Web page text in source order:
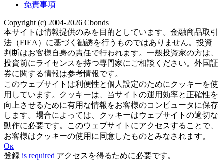
免責事項
Copyright (c) 2004-2026 Cbonds
本サイトは情報提供のみを目的としています。金融商品取引
法（FIEA）に基づく勧誘を行うものではありません。投資
判断はお客様自身の責任で行われます。一般投資家の方は、
投資前にライセンスを持つ専門家にご相談ください。外国証
券に関する情報は参考情報です。
このウェブサイトは利便性と個人設定のためにクッキーを使
用しています。クッキーは、当サイトの運用効率と正確性を
向上させるために有用な情報をお客様のコンピュータに保存
します。場合によっては、クッキーはウェブサイトの適切な
動作に必要です。このウェブサイトにアクセスすることで、
お客様はクッキーの使用に同意したものとみなされます。
Ок
登録 is required アクセスを得るために必要です。